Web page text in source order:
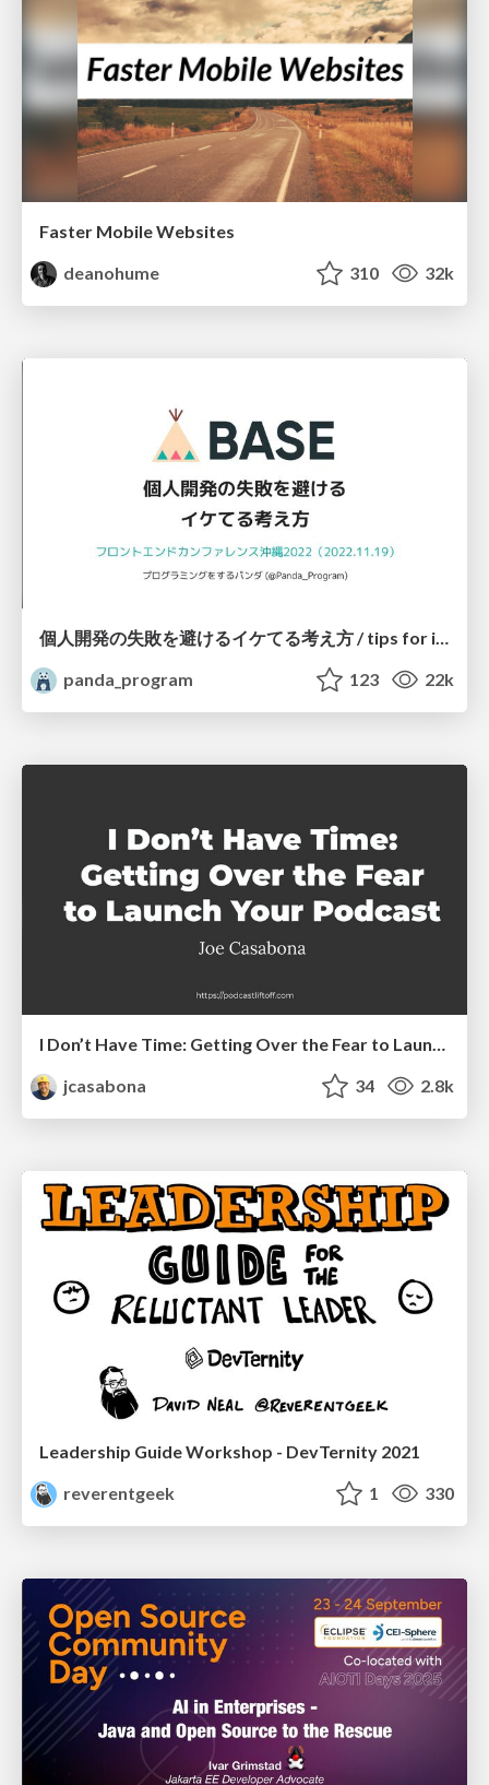
Faster Mobile Websites
deanohume
310 32k
個人開発の失敗を避けるイケてる考え方 / tips for indie hackers
panda_program
123 22k
I Don’t Have Time: Getting Over the Fear to Launch Your Podcast
jcasabona
34 2.8k
Leadership Guide Workshop - DevTernity 2021
reverentgeek
1 330